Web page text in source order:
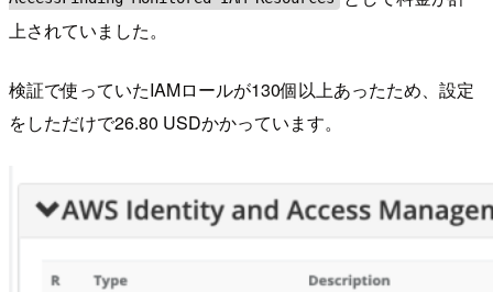
上されていました。
検証で使っていたIAMロールが130個以上あったため、設定
をしただけで26.80 USDかかっています。